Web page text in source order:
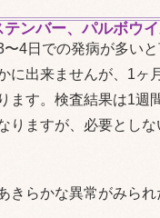
ンバー、パルボウ
4日での発病が多いと
に出来ませんが、1ヶ
ます。検査結果は1週
ますが、必要とし
きらかな異常がみられ